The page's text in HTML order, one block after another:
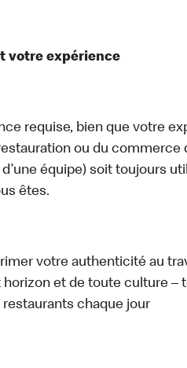
votre expérience
requise, bien que votre
ou du commerce
équipe) soit toujours
êtes.
votre authenticité au
horizon et de toute culture –
chaque jour